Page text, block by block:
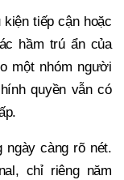
tiếp cận hoặc
hầm trú ẩn của
một nhóm người
quyền vẫn có
ngày càng rõ nét.
chỉ riêng năm